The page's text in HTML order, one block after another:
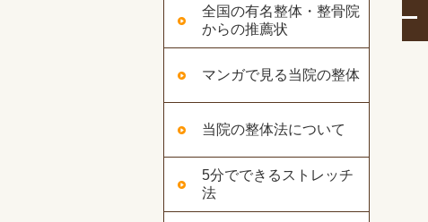
全国の有名整体・整骨院
からの推薦状
マンガで見る当院の整体
当院の整体法について
5分でできるストレッチ
法